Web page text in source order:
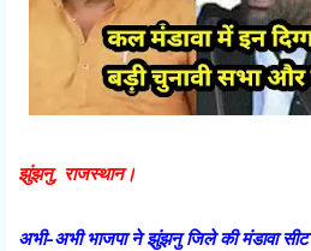
झुंझनु, राजस्थान।
अभी-अभी भाजपा ने झुंझनु जिले की मंडावा